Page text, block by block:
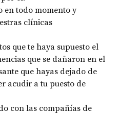
en todo momento y
clínicas
que te haya supuesto el
que se dañaron en el
que hayas dejado de
acudir a tu puesto de
con las compañías de